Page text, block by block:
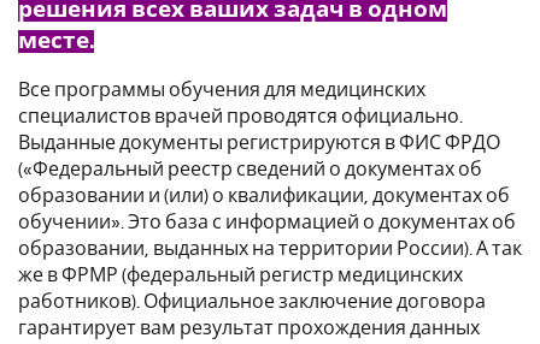
решения всех ваших задач в одном
месте.
Все программы обучения для медицинских
специалистов врачей проводятся официально.
Выданные документы регистрируются в ФИС ФРДО
(«Федеральный реестр сведений о документах об
образовании и (или) о квалификации, документах об
обучении». Это база с информацией о документах об
образовании, выданных на территории России). А так
же в ФРМР (федеральный регистр медицинских
работников). Официальное заключение договора
гарантирует вам результат прохождения данных